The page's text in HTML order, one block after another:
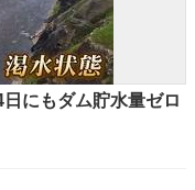
にもダム貯水量ゼロ